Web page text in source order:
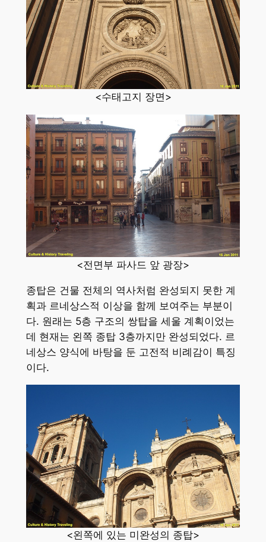
<수태고지 장면>
<전면부 파사드 앞 광장>
종탑은 건물 전체의 역사처럼 완성되지 못한 계
획과 르네상스적 이상을 함께 보여주는 부분이
다. 원래는 5층 구조의 쌍탑을 세울 계획이었는
데 현재는 왼쪽 종탑 3층까지만 완성되었다. 르
네상스 양식에 바탕을 둔 고전적 비례감이 특징
이다.
<왼쪽에 있는 미완성의 종탑>